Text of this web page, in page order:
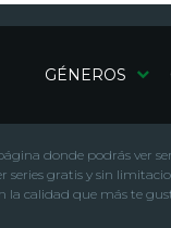
GÉNEROS
donde podrás ver
series gratis y sin
la calidad que más te